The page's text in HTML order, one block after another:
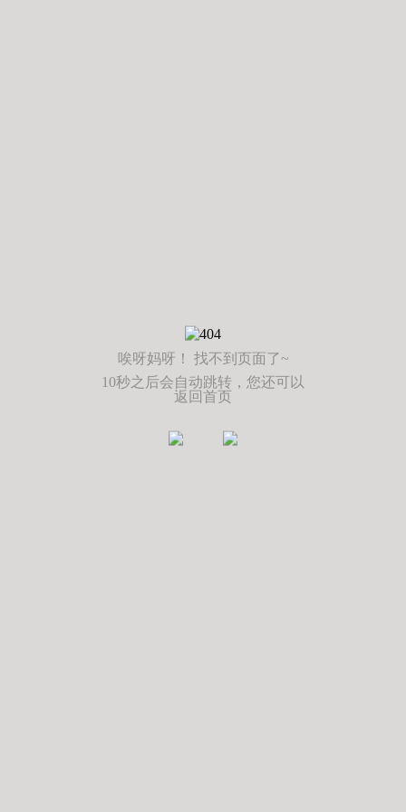
唉呀妈呀！ 找不到页面了~
10秒之后会自动跳转，您还可以
返回首页